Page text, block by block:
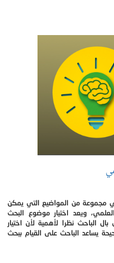
مجموعة من المواضيع التي يمكن
ويعد اختيار موضوع البحث
الباحث نظرا لأهمية لأن اختيار
يساعد الباحث على القيام ببحث